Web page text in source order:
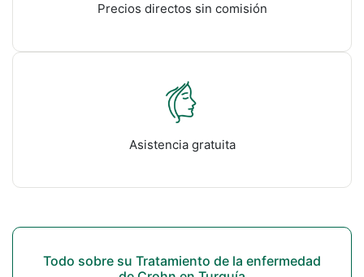
Precios directos sin comisión
Asistencia gratuita
Todo sobre su Tratamiento de la enfermedad